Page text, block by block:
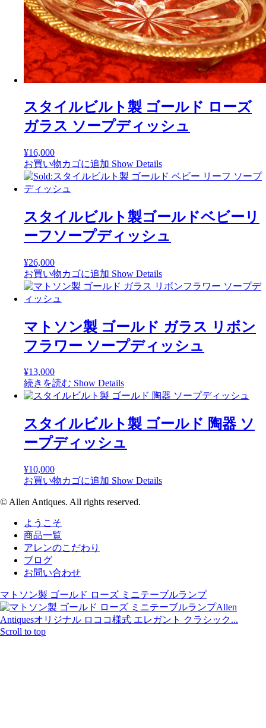
スタイルビルト製 ゴールド ローズ
ガラス ソープディッシュ
¥16,000
お買い物カゴに追加 Show Details
スタイルビルト製ゴールドベビーリ
ーフソープディッシュ
¥26,000
お買い物カゴに追加 Show Details
マトソン製 ゴールド ガラス リボン
フラワー ソープディッシュ
¥13,000
続きを読む Show Details
スタイルビルト製 ゴールド 陶器 ソ
ープディッシュ
¥10,000
お買い物カゴに追加 Show Details
© Allen Antiques. All rights reserved.
ようこそ
商品一覧
アレンのこだわり
ブログ
お問い合わせ
マトソン製 ゴールド ローズ ミニテーブルランプ
Allen
Antiquesオリジナル ロココ様式 エレガント クラシック...
Scroll to top